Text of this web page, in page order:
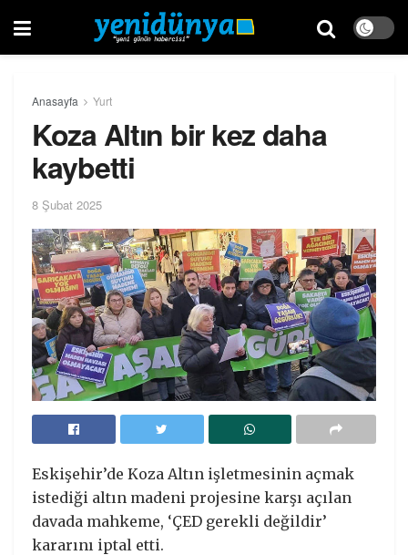
Anasayfa Yurt
Koza Altın bir kez daha
kaybetti
8 Şubat 2025
Eskişehir’de Koza Altın işletmesinin açmak
istediği altın madeni projesine karşı açılan
davada mahkeme, ‘ÇED gerekli değildir’
kararını iptal etti.